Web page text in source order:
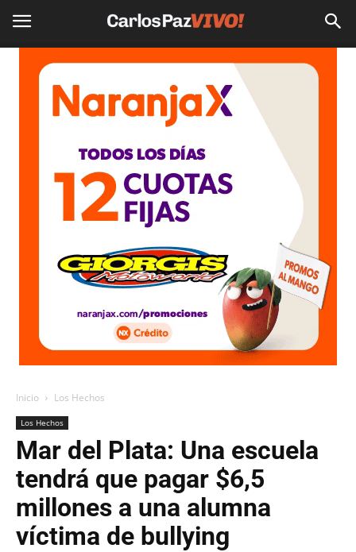
Inicio Los Hechos
Los Hechos
Mar del Plata: Una escuela
tendrá que pagar $6,5
millones a una alumna
víctima de bullying